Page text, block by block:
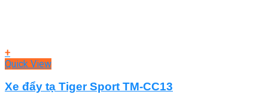
+
Quick View
Xe đẩy tạ Tiger Sport TM-CC13